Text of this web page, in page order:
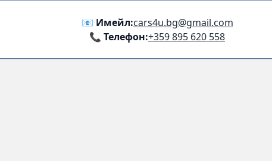
📧 Имейл:cars4u.bg@gmail.com
📞 Телефон:+359 895 620 558